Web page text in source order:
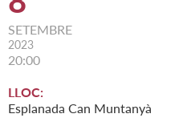
SETEMBRE
2023
20:00
LLOC:
Esplanada Can Muntanyà